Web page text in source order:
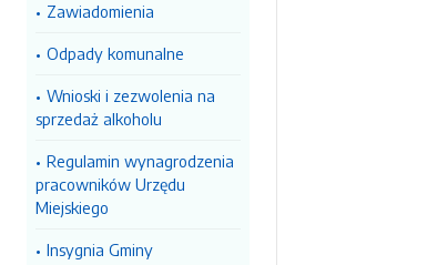
Zawiadomienia
Odpady komunalne
Wnioski i zezwolenia na
sprzedaż alkoholu
Regulamin wynagrodzenia
pracowników Urzędu
Miejskiego
Insygnia Gminy